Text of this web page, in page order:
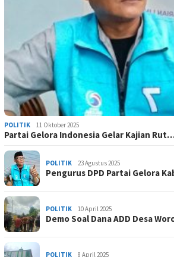
POLITIK 11 Oktober 2025
Partai Gelora Indonesia Gelar Kajian
POLITIK 23 Agustus 2025
Pengurus DPD Partai Gelora
POLITIK 10 April 2025
Demo Soal Dana ADD Desa
POLITIK 8 April 2025